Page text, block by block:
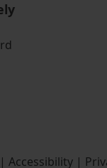
| Accessibility |